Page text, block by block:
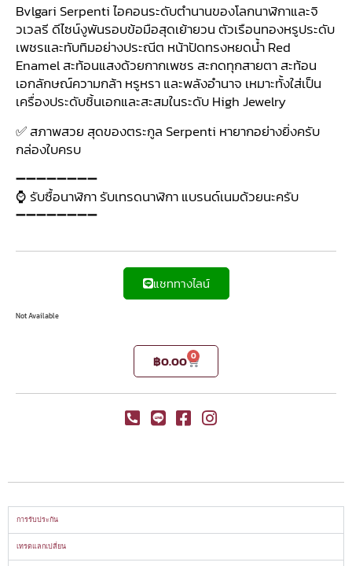
Bvlgari Serpenti ไอคอนระดับตำนานของโลกนาฬิกาและจิ
วเวลรี ดีไซน์งูพันรอบข้อมือสุดเย้ายวน ตัวเรือนทองหรูประดับ
เพชรและทับทิมอย่างประณีต หน้าปัดทรงหยดน้ำ Red
Enamel สะท้อนแสงด้วยกากเพชร สะกดทุกสายตา สะท้อน
เอกลักษณ์ความกล้า หรูหรา และพลังอำนาจ เหมาะทั้งใส่เป็น
เครื่องประดับชิ้นเอกและสะสมในระดับ High Jewelry
✅ สภาพสวย สุดของตระกูล Serpenti หายากอย่างยิ่งครับ
กล่องใบครบ
➖➖➖➖➖➖➖➖
⌚ รับซื้อนาฬิกา รับเทรดนาฬิกา แบรนด์เนมด้วยนะครับ
➖➖➖➖➖➖➖➖
แชททางไลน์
Not Available
฿0.00 0
การรับประกัน
เทรดแลกเปลี่ยน